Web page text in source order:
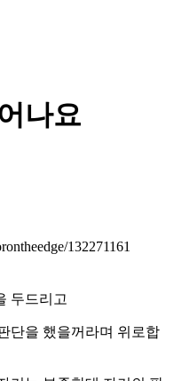
나요
132271161
두드리고
단을 했을꺼라며 위로합